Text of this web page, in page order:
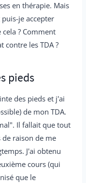
en thérapie. Mais
je accepter
? Comment
contre les TDA ?
pieds
des pieds et j'ai
de mon TDA.
Il fallait que tout
de raison de me
J'ai obtenu
cours (qui
que le